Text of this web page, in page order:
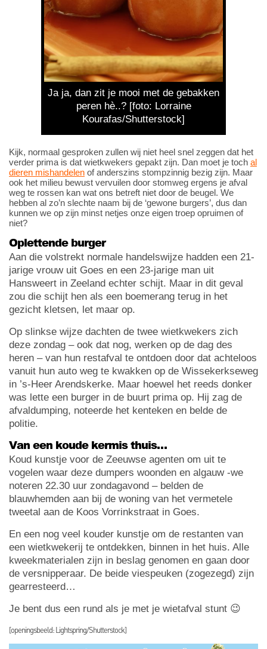
Ja ja, dan zit je mooi met de gebakken
peren hè..? [foto: Lorraine
Kourafas/Shutterstock]
Kijk, normaal gesproken zullen wij niet heel snel zeggen dat het
verder prima is dat wietkwekers gepakt zijn. Dan moet je toch al
dieren mishandelen of anderszins stompzinnig bezig zijn. Maar
ook het milieu bewust vervuilen door stomweg ergens je afval
weg te rossen kan wat ons betreft niet door de beugel. We
hebben al zo’n slechte naam bij de ‘gewone burgers’, dus dan
kunnen we op zijn minst netjes onze eigen troep opruimen of
niet?
Oplettende burger
Aan die volstrekt normale handelswijze hadden een 21-
jarige vrouw uit Goes en een 23-jarige man uit
Hansweert in Zeeland echter schijt. Maar in dit geval
zou die schijt hen als een boemerang terug in het
gezicht kletsen, let maar op.
Op slinkse wijze dachten de twee wietkwekers zich
deze zondag – ook dat nog, werken op de dag des
heren – van hun restafval te ontdoen door dat achteloos
vanuit hun auto weg te kwakken op de Wissekerkseweg
in ’s-Heer Arendskerke. Maar hoewel het reeds donker
was lette een burger in de buurt prima op. Hij zag de
afvaldumping, noteerde het kenteken en belde de
politie.
Van een koude kermis thuis…
Koud kunstje voor de Zeeuwse agenten om uit te
vogelen waar deze dumpers woonden en algauw -we
noteren 22.30 uur zondagavond – belden de
blauwhemden aan bij de woning van het vermetele
tweetal aan de Koos Vorrinkstraat in Goes.
En een nog veel kouder kunstje om de restanten van
een wietkwekerij te ontdekken, binnen in het huis. Alle
kweekmaterialen zijn in beslag genomen en gaan door
de versnipperaar. De beide viespeuken (zogezegd) zijn
gearresteerd…
Je bent dus een rund als je met je wietafval stunt 😉
[openingsbeeld: Lightspring/Shutterstock]